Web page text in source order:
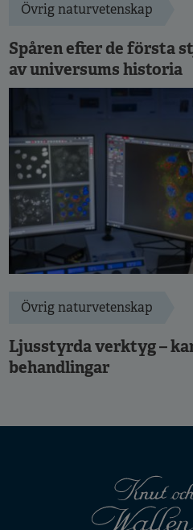
Övrig naturvetenskap
Spåren efter de första
av universums historia
Övrig naturvetenskap
Ljusstyrda verktyg –
behandlingar